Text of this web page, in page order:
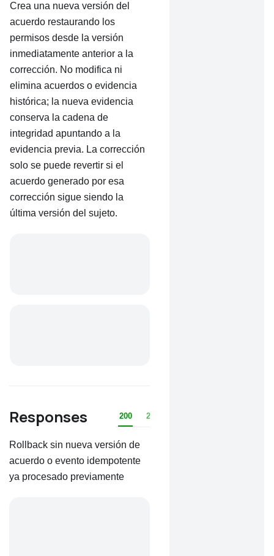
Crea una nueva versión del
acuerdo restaurando los
permisos desde la versión
inmediatamente anterior a la
corrección. No modifica ni
elimina acuerdos o evidencia
histórica; la nueva evidencia
conserva la cadena de
integridad apuntando a la
evidencia previa. La corrección
solo se puede revertir si el
acuerdo generado por esa
corrección sigue siendo la
última versión del sujeto.
Responses 200 201
Rollback sin nueva versión de
acuerdo o evento idempotente
ya procesado previamente